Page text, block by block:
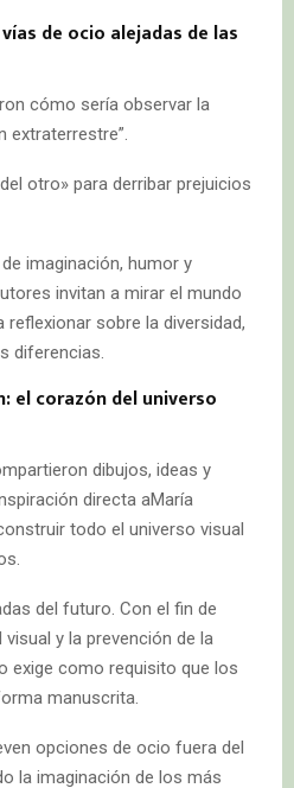
de ocio alejadas de las
cómo sería observar la
extraterrestre”.
otro» para derribar prejuicios
imaginación, humor y
invitan a mirar el mundo
sobre la diversidad,
diferencias.
el corazón del universo
dibujos, ideas y
directa aMaría
todo el universo visual
del futuro. Con el fin de
y la prevención de la
exige como requisito que los
manuscrita.
opciones de ocio fuera del
la imaginación de los más